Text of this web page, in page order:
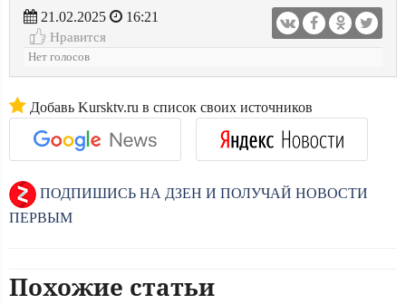
21.02.2025
16:21
Нравится
Нет голосов
Добавь Kursktv.ru в список своих источников
ПОДПИШИСЬ НА ДЗЕН И ПОЛУЧАЙ НОВОСТИ
ПЕРВЫМ
Похожие статьи